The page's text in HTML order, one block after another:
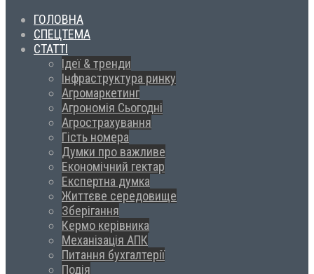
ГОЛОВНА
СПЕЦТЕМА
СТАТТІ
Ідеї & тренди
Інфраструктура ринку
Агромаркетинг
Агрономія Сьогодні
Агрострахування
Гість номера
Думки про важливе
Економічний гектар
Експертна думка
Життєве середовище
Зберігання
Кермо керівника
Механізація АПК
Питання бухгалтерії
Подія